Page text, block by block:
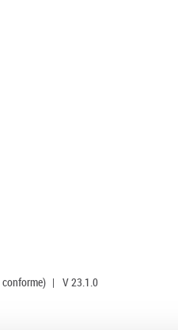
| V 23.1.0